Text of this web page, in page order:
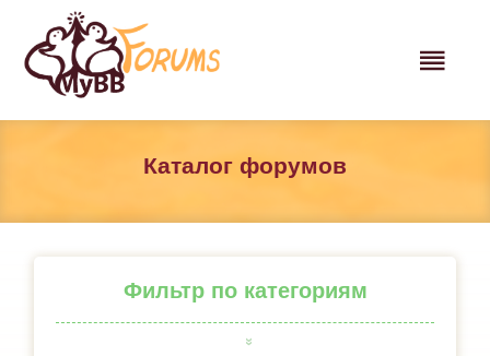
Каталог форумов
Фильтр по категориям